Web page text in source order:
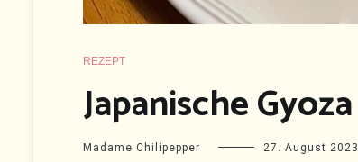
REZEPT
Japanische Gyoza
Madame Chilipepper 27. August 2023